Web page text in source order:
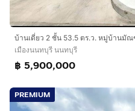
เมืองนนทบุรี นนทบุรี
฿ 5,900,000
PREMIUM